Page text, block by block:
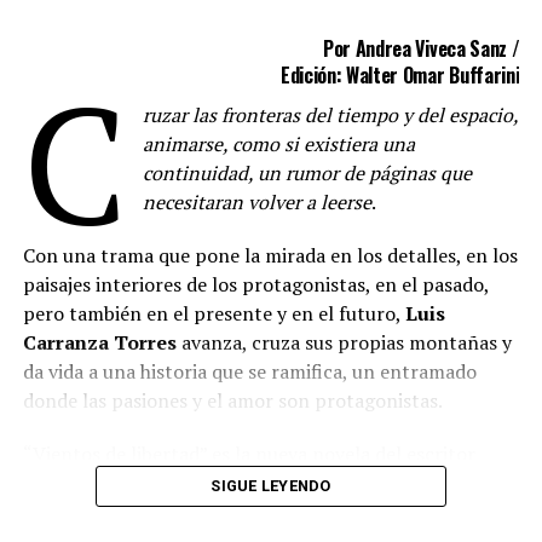
Por Andrea Viveca Sanz /
Edición: Walter Omar Buffarini
C
ruzar las fronteras del tiempo y del espacio,
animarse, como si existiera una
continuidad, un rumor de páginas que
necesitaran volver a leerse.
Con una trama que pone la mirada en los detalles, en los
paisajes interiores de los protagonistas, en el pasado,
pero también en el presente y en el futuro, Luis
Carranza Torresavanza, cruza sus propias montañas y
da vida a una historia que se ramifica, un entramado
donde las pasiones y el amor son protagonistas.
cordobés, quien con sus letras lleva al lector a épocas de
la gesta sanmartiniana, para adentrarse en algo más de
SIGUE LEYENDO